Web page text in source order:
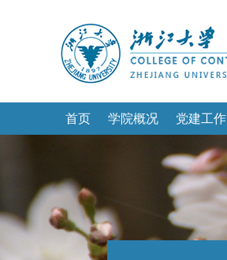
首页 学院概况 党建工作